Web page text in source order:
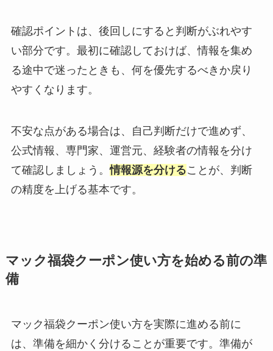
確認ポイントは、後回しにすると判断がぶれやす
い部分です。最初に確認しておけば、情報を集め
る途中で迷ったときも、何を優先するべきか戻り
やすくなります。
不安な点がある場合は、自己判断だけで進めず、
公式情報、専門家、運営元、経験者の情報を分け
て確認しましょう。情報源を分けることが、判断
の精度を上げる基本です。
マック福袋クーポン使い方を始める前の準
備
マック福袋クーポン使い方を実際に進める前に
は、準備を細かく分けることが重要です。準備が